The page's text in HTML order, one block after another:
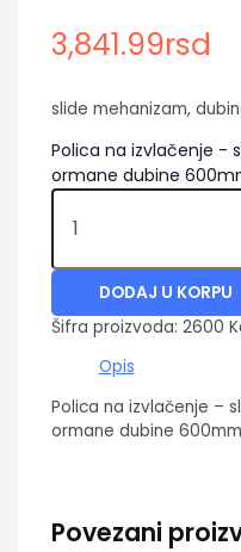
3,841.99rsd
slide mehanizam,
Polica na izvlačenje -
ormane dubine
DODAJ U KORPU
Šifra proizvoda: 2600
Opis
Polica na izvlačenje –
ormane dubine 600mm
Povezani